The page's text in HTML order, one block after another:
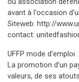
avant à l'occasion
Siteweb: http://
contact:
UFFP mode d'emploi :
La promotion d’un
valeurs, de ses